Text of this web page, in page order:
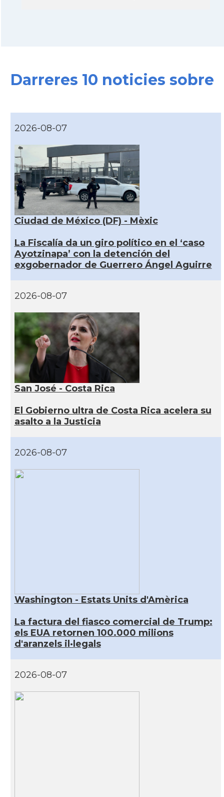
Darreres 10 noticies sobre
2026-08-07
Ciudad de México (DF) - Mèxic
La Fiscalía da un giro político en el ‘caso
Ayotzinapa’ con la detención del
exgobernador de Guerrero Ángel Aguirre
2026-08-07
San José - Costa Rica
El Gobierno ultra de Costa Rica acelera su
asalto a la Justicia
2026-08-07
Washington - Estats Units d'Amèrica
La factura del fiasco comercial de Trump:
els EUA retornen 100.000 milions
d'aranzels il·legals
2026-08-07